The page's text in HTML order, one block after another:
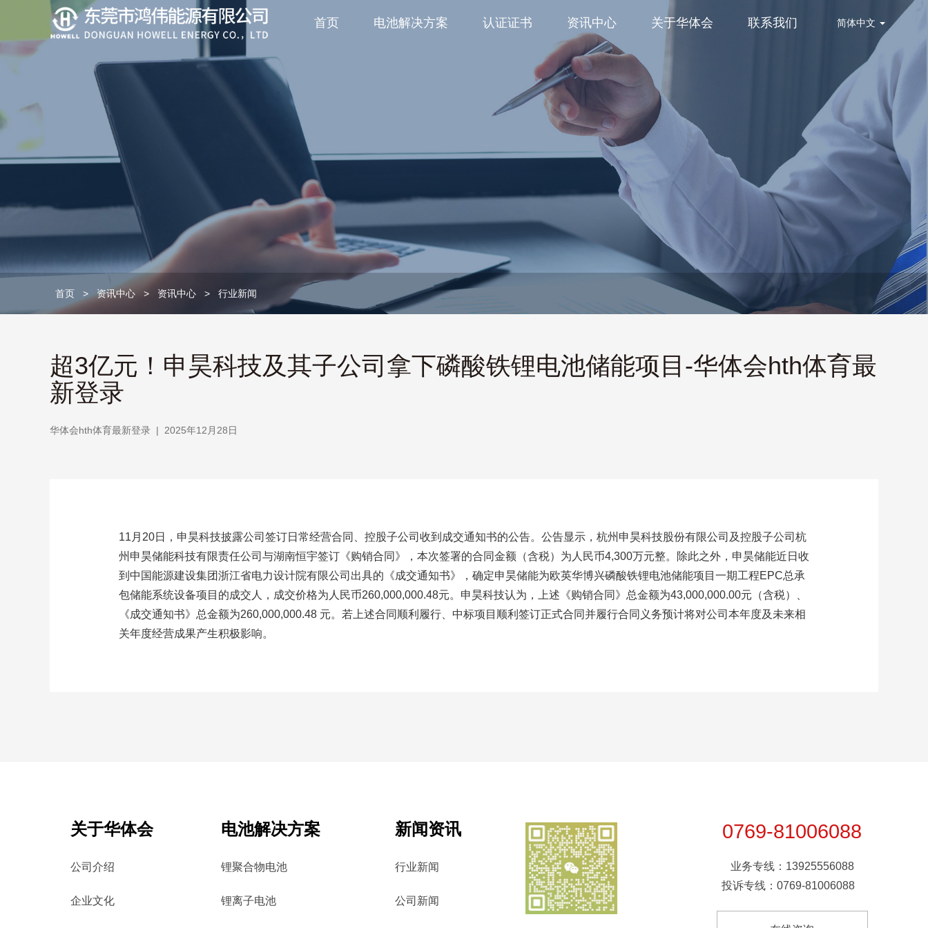
首页 电池解决方案 认证证书 资讯中心 关于华体会 联系我们 简体中文
首页 > 资讯中心 > 资讯中心 > 行业新闻
超3亿元！申昊科技及其子公司拿下磷酸铁锂电池储能项目-华体会hth体育最
新登录
华体会hth体育最新登录 | 2025年12月28日
11月20日，申昊科技披露公司签订日常经营合同、控股子公司收到成交通知书的公告。公告显示，杭州申昊科技股份有限公司及控股子公司杭
州申昊储能科技有限责任公司与湖南恒宇签订《购销合同》，本次签署的合同金额（含税）为人民币4,300万元整。除此之外，申昊储能近日收
到中国能源建设集团浙江省电力设计院有限公司出具的《成交通知书》，确定申昊储能为欧英华博兴磷酸铁锂电池储能项目一期工程EPC总承
包储能系统设备项目的成交人，成交价格为人民币260,000,000.48元。申昊科技认为，上述《购销合同》总金额为43,000,000.00元（含税）、
《成交通知书》总金额为260,000,000.48 元。若上述合同顺利履行、中标项目顺利签订正式合同并履行合同义务预计将对公司本年度及未来相
关年度经营成果产生积极影响。
关于华体会
公司介绍
企业文化
电池解决方案
锂聚合物电池
锂离子电池
新闻资讯
行业新闻
公司新闻
0769-81006088
业务专线：13925556088
投诉专线：0769-81006088